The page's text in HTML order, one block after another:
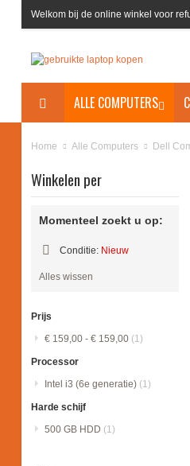
Welkom bij de online winkel voor
ALLE COMPUTERS
Home Alle Computers Dell
Winkelen per
Momenteel zoekt u op:
Conditie: Nieuw
verwijderen
Alles wissen
Prijs
€ 159,00- € 159,00 (1)
Processor
Intel i3 (6e generatie) (1)
Harde schijf
500 GB HDD (1)